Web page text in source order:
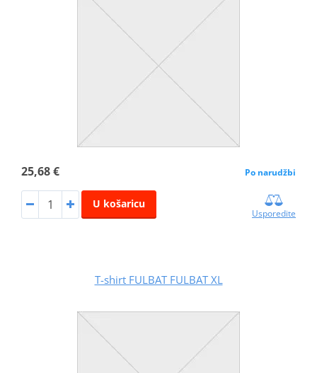
25,68 € Po narudžbi
U košaricu
Usporedite
T-shirt FULBAT FULBAT XL